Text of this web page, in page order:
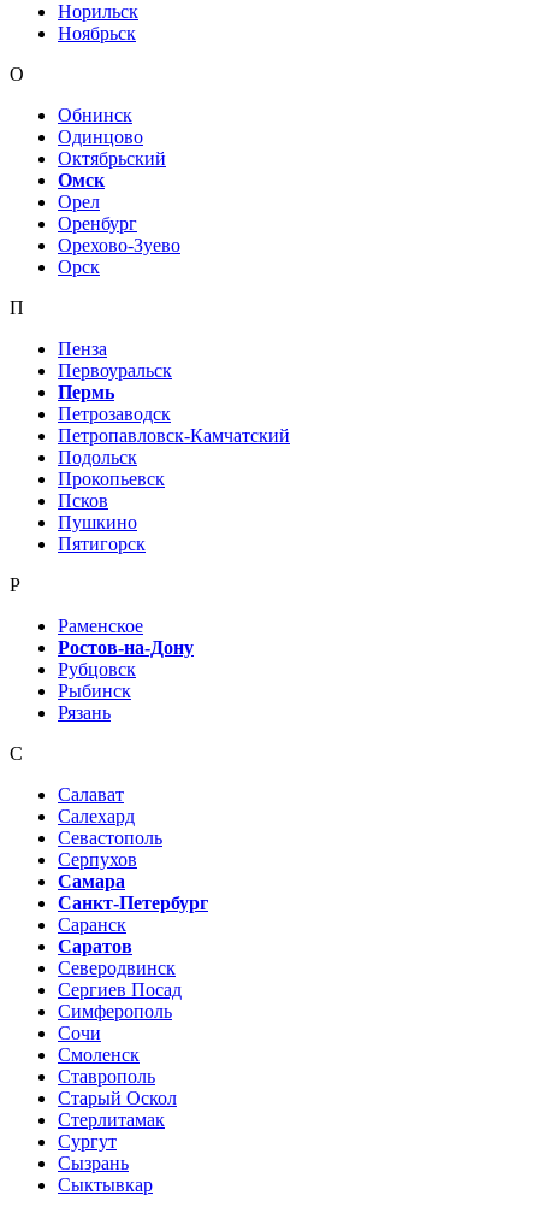
Норильск
Ноябрьск
О
Обнинск
Одинцово
Октябрьский
Омск
Орел
Оренбург
Орехово-Зуево
Орск
П
Пенза
Первоуральск
Пермь
Петрозаводск
Петропавловск-Камчатский
Подольск
Прокопьевск
Псков
Пушкино
Пятигорск
Р
Раменское
Ростов-на-Дону
Рубцовск
Рыбинск
Рязань
С
Салават
Салехард
Севастополь
Серпухов
Самара
Санкт-Петербург
Саранск
Саратов
Северодвинск
Сергиев Посад
Симферополь
Сочи
Смоленск
Ставрополь
Старый Оскол
Стерлитамак
Сургут
Сызрань
Сыктывкар